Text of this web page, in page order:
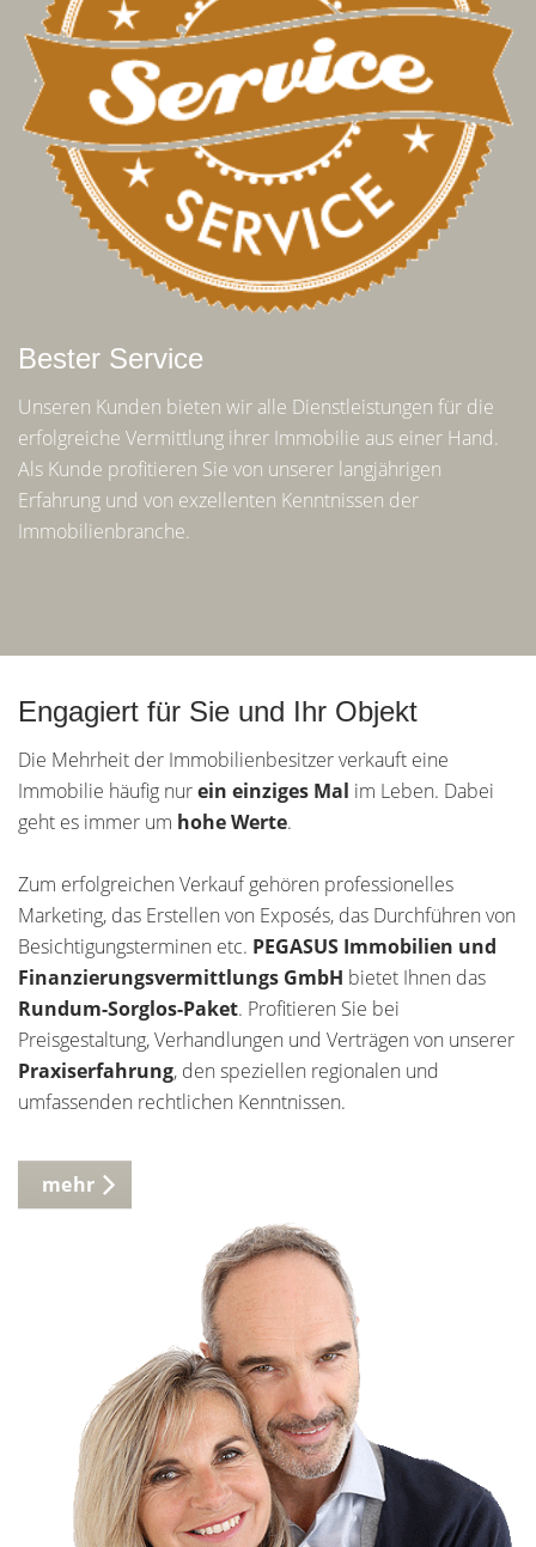
Bester Service
Unseren Kunden bieten wir alle Dienstleistungen für die
erfolgreiche Vermittlung ihrer Immobilie aus einer Hand.
Als Kunde profitieren Sie von unserer langjährigen
Erfahrung und von exzellenten Kenntnissen der
Immobilienbranche.
Engagiert für Sie und Ihr Objekt
Die Mehrheit der Immobilienbesitzer verkauft eine
Immobilie häufig nurein einziges Mal im Leben. Dabei
geht es immer um hohe Werte.
Zum erfolgreichen Verkauf gehören professionelles
Marketing, das Erstellen von Exposés, das Durchführen von
Besichtigungsterminen etc. PEGASUS Immobilien und
Finanzierungsvermittlungs GmbH bietet Ihnen das
Rundum-Sorglos-Paket. Profitieren Sie bei
Preisgestaltung, Verhandlungen und Verträgen von unserer
Praxiserfahrung, den speziellen regionalen und
umfassenden rechtlichen Kenntnissen.
mehr